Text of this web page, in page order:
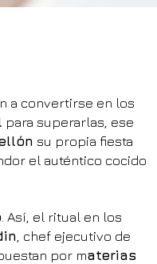
a convertirse en los
para superarlas, ese
su propia fiesta
el auténtico cocido
. Así, el ritual en los
, chef ejecutivo de
por materias